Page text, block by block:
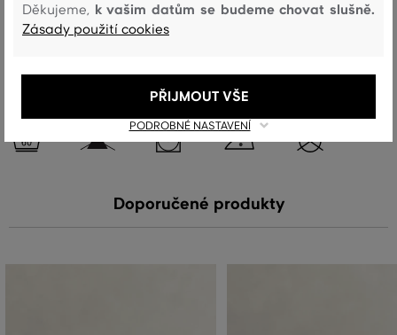
Doporučené produkty
Děkujeme, k vašim datům se budeme chovat slušně.
Zásady použití cookies
PODROBNÉ NASTAVENÍ
PŘIJMOUT VŠE